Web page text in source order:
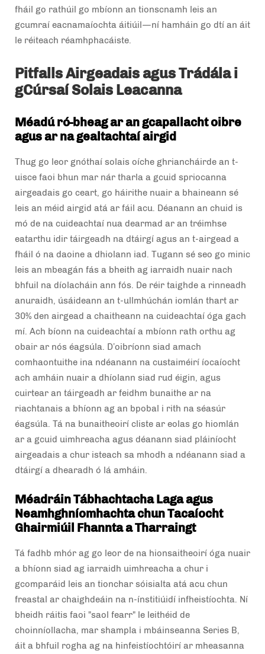
fháil go rathúil go mbíonn an tionscnamh leis an
gcumraí eacnamaíochta áitiúil—ní hamháin go dtí an áit
le réiteach réamhphacáiste.
Pitfalls Airgeadais agus Trádála i
gCúrsaí Solais Leacanna
Méadú ró-bheag ar an gcapallacht oibre
agus ar na gealtachtaí airgid
Thug go leor gnóthaí solais oíche ghriancháirde an t-
uisce faoi bhun mar nár tharla a gcuid spriocanna
airgeadais go ceart, go háirithe nuair a bhaineann sé
leis an méid airgid atá ar fáil acu. Déanann an chuid is
mó de na cuideachtaí nua dearmad ar an tréimhse
eatarthu idir táirgeadh na dtáirgí agus an t-airgead a
fháil ó na daoine a dhiolann iad. Tugann sé seo go minic
leis an mbeagán fás a bheith ag iarraidh nuair nach
bhfuil na díolacháin ann fós. De réir taighde a rinneadh
anuraidh, úsáideann an t-ullmhúchán iomlán thart ar
30% den airgead a chaitheann na cuideachtaí óga gach
mí. Ach bíonn na cuideachtaí a mbíonn rath orthu ag
obair ar nós éagsúla. D’oibríonn siad amach
comhaontuithe ina ndéanann na custaiméirí íocaíocht
ach amháin nuair a dhíolann siad rud éigin, agus
cuirtear an táirgeadh ar feidhm bunaithe ar na
riachtanais a bhíonn ag an bpobal i rith na séasúr
éagsúla. Tá na bunaitheoirí cliste ar eolas go hiomlán
ar a gcuid uimhreacha agus déanann siad pláiníocht
airgeadais a chur isteach sa mhodh a ndéanann siad a
dtáirgí a dhearadh ó lá amháin.
Méadráin Tábhachtacha Laga agus
Neamhghníomhachta chun Tacaíocht
Ghairmiúil Fhannta a Tharraingt
Tá fadhb mhór ag go leor de na hionsaitheoirí óga nuair
a bhíonn siad ag iarraidh uimhreacha a chur i
gcomparáid leis an tionchar sóisialta atá acu chun
freastal ar chaighdeáin na n-ínstitiúidí infheistíochta. Ní
bheidh ráitis faoi "saol fearr" le leithéid de
choinníollacha, mar shampla i mbáinseanna Series B,
áit a bhfuil rogha ag na hinfeistíochtóirí ar mheasanna